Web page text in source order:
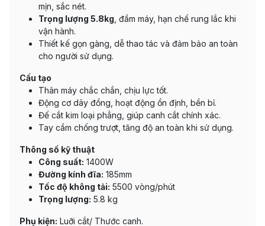
mịn, sắc nét.
Trọng lượng 5.8kg , đầm máy, hạn chế rung lắc khi
vận hành.
Thiết kế gọn gàng, dễ thao tác và đảm bảo an toàn
cho người sử dụng.
Cấu tạo
Thân máy chắc chắn, chịu lực tốt.
Động cơ dây đồng, hoạt động ổn định, bền bỉ.
Đế cắt kim loại phẳng, giúp canh cắt chính xác.
Tay cầm chống trượt, tăng độ an toàn khi sử dụng.
Thông số kỹ thuật
Công suất: 1400W
Đường kính đĩa: 185mm
Tốc độ không tải: 5500 vòng/phút
Trọng lượng: 5.8 kg
Phụ kiện: Luỡi cắt/ Thước canh.